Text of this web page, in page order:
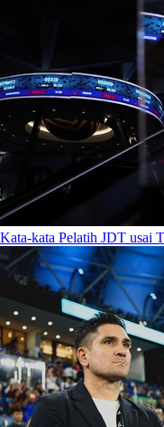
Kata-kata Pelatih JDT usai